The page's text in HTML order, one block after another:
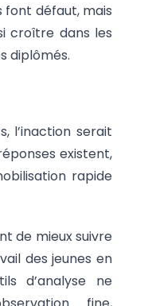
font défaut, mais
croître dans les
diplômés.
l’inaction serait
existent,
rapide
de mieux suivre
des jeunes en
d’analyse ne